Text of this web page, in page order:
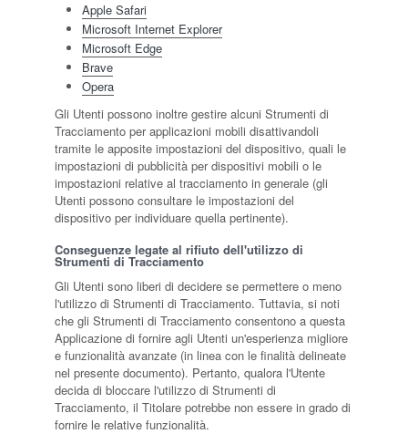
Apple Safari
Microsoft Internet Explorer
Microsoft Edge
Brave
Opera
Gli Utenti possono inoltre gestire alcuni Strumenti di
Tracciamento per applicazioni mobili disattivandoli
tramite le apposite impostazioni del dispositivo, quali le
impostazioni di pubblicità per dispositivi mobili o le
impostazioni relative al tracciamento in generale (gli
Utenti possono consultare le impostazioni del
dispositivo per individuare quella pertinente).
Conseguenze legate al rifiuto dell'utilizzo di
Strumenti di Tracciamento
Gli Utenti sono liberi di decidere se permettere o meno
l'utilizzo di Strumenti di Tracciamento. Tuttavia, si noti
che gli Strumenti di Tracciamento consentono a questa
Applicazione di fornire agli Utenti un'esperienza migliore
e funzionalità avanzate (in linea con le finalità delineate
nel presente documento). Pertanto, qualora l'Utente
decida di bloccare l'utilizzo di Strumenti di
Tracciamento, il Titolare potrebbe non essere in grado di
fornire le relative funzionalità.